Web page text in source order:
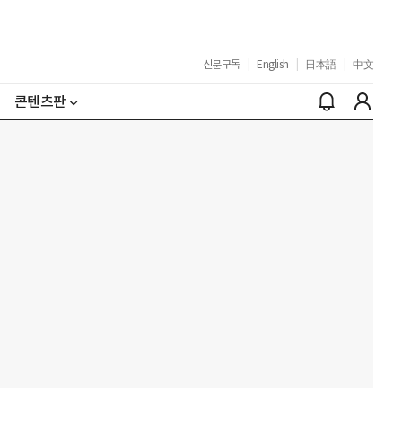
신문구독 English 日本語 中文
콘텐츠판